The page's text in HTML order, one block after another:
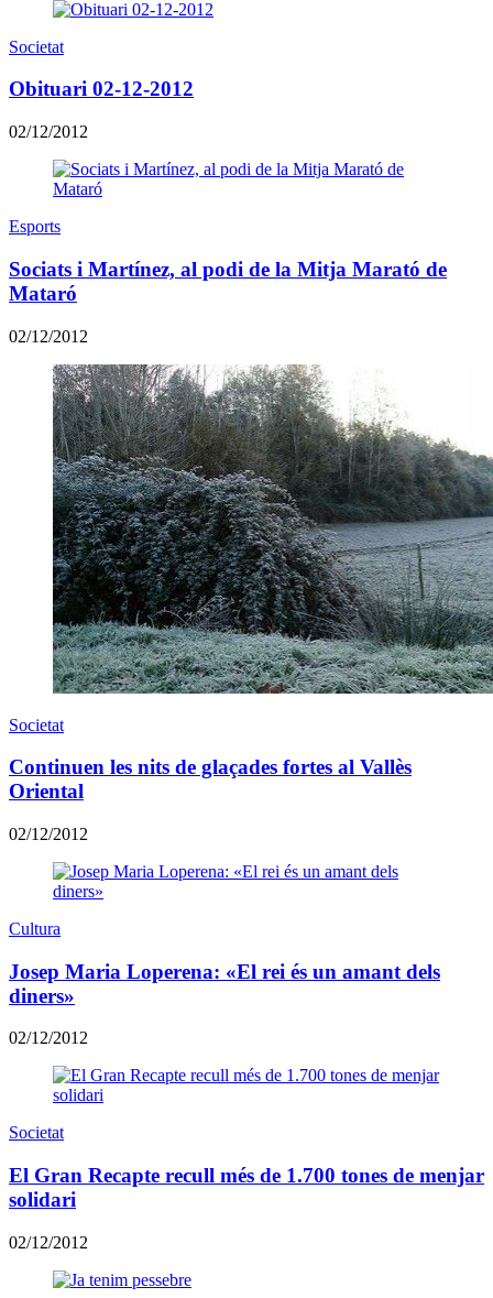
Societat
Obituari 02-12-2012
02/12/2012
Esports
Sociats i Martínez, al podi de la Mitja Marató de
Mataró
02/12/2012
Societat
Continuen les nits de glaçades fortes al Vallès
Oriental
02/12/2012
Cultura
Josep Maria Loperena: «El rei és un amant dels
diners»
02/12/2012
Societat
El Gran Recapte recull més de 1.700 tones de menjar
solidari
02/12/2012